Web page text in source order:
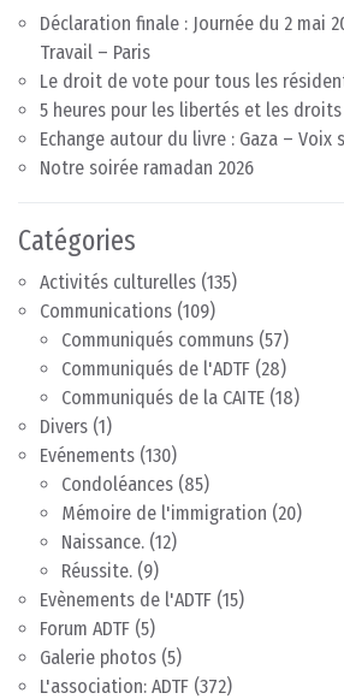
Déclaration finale : Journée du 2 mai
Travail – Paris
Le droit de vote pour tous les
5 heures pour les libertés et les
Echange autour du livre : Gaza – Voix
Notre soirée ramadan 2026
Catégories
Activités culturelles (135)
Communications (109)
Communiqués communs (57)
Communiqués de l'ADTF (28)
Communiqués de la CAITE (18)
Divers (1)
Evénements (130)
Condoléances (85)
Mémoire de l'immigration (20)
Naissance. (12)
Réussite. (9)
Evènements de l'ADTF (15)
Forum ADTF (5)
Galerie photos (5)
L'association: ADTF (372)